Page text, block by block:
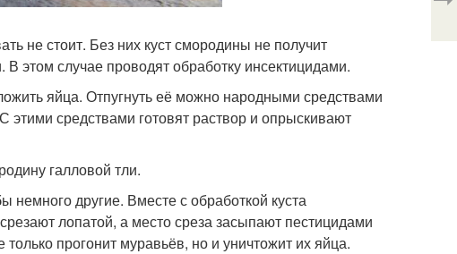
не стоит. Без них куст смородины не получит
этом случае проводят обработку инсектицидами.
яйца. Отпугнуть её можно народными средствами
средствами готовят раствор и опрыскивают
галловой тли.
другие. Вместе с обработкой куста
лопатой, а место среза засыпают пестицидами
прогонит муравьёв, но и уничтожит их яйца.